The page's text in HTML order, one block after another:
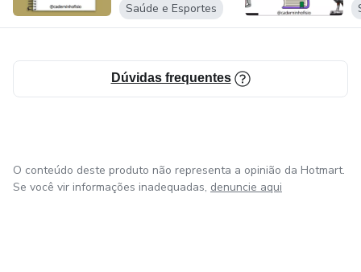
Saúde e Esportes
Dúvidas frequentes
O conteúdo deste produto não representa a opinião da Hotmart.
Se você vir informações inadequadas, denuncie aqui